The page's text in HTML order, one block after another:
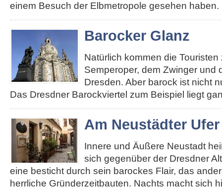
einem Besuch der Elbmetropole gesehen haben.
Barocker Glanz
Natürlich kommen die
Semperoper, dem Zwinger und
Dresden. Aber barock ist nicht
Das Dresdner Barockviertel zum Beispiel liegt
Am Neustädter Ufer
Innere und Äußere Neustadt
sich gegenüber der Dresdner
eine besticht durch sein barockes Flair, das
herrliche Gründerzeitbauten. Nachts macht sich